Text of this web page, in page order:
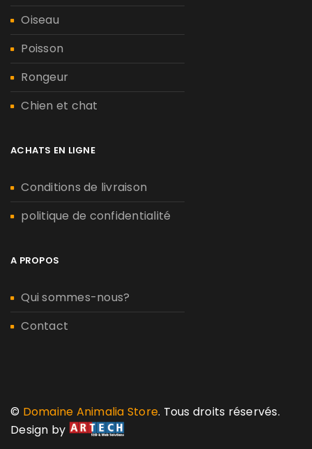
Oiseau
Poisson
Rongeur
Chien et chat
ACHATS EN LIGNE
Conditions de livraison
politique de confidentialité
A PROPOS
Qui sommes-nous?
Contact
© Domaine Animalia Store. Tous droits réservés.
Design by